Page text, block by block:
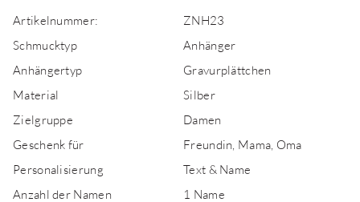
Artikelnummer:
ZNH23
Schmucktyp
Anhänger
Anhängertyp
Gravurplättchen
Material
Silber
Zielgruppe
Damen
Geschenk für
Freundin, Mama, Oma
Personalisierung
Text & Name
Anzahl der Namen
1 Name